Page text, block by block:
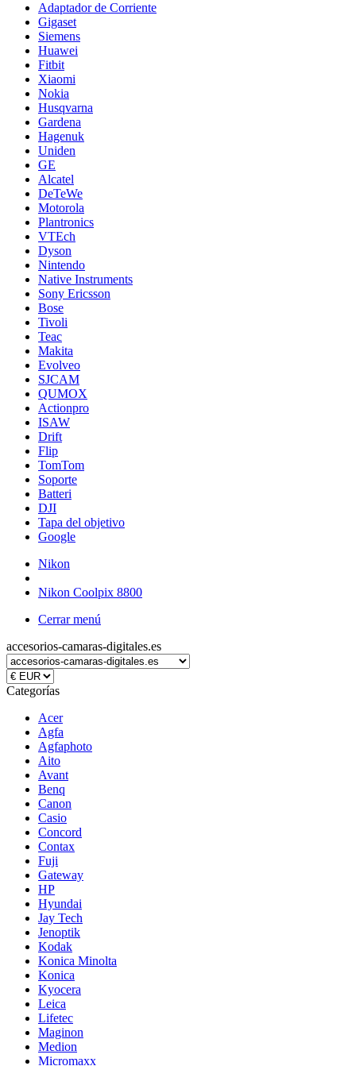
Adaptador de Corriente
Gigaset
Siemens
Huawei
Fitbit
Xiaomi
Nokia
Husqvarna
Gardena
Hagenuk
Uniden
GE
Alcatel
DeTeWe
Motorola
Plantronics
VTEch
Dyson
Nintendo
Native Instruments
Sony Ericsson
Bose
Tivoli
Teac
Makita
Evolveo
SJCAM
QUMOX
Actionpro
ISAW
Drift
Flip
TomTom
Soporte
Batteri
DJI
Tapa del objetivo
Google
Nikon
Nikon Coolpix 8800
Cerrar menú
accesorios-camaras-digitales.es
Categorías
Acer
Agfa
Agfaphoto
Aito
Avant
Benq
Canon
Casio
Concord
Contax
Fuji
Gateway
HP
Hyundai
Jay Tech
Jenoptik
Kodak
Konica Minolta
Konica
Kyocera
Leica
Lifetec
Maginon
Medion
Micromaxx